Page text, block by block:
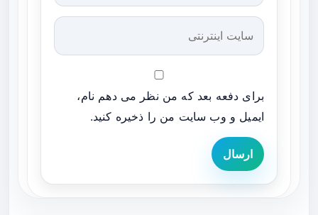
برای دفعه بعد که من نظر می دهم نام،
ایمیل و وب سایت من را ذخیره کنید.
ارسال